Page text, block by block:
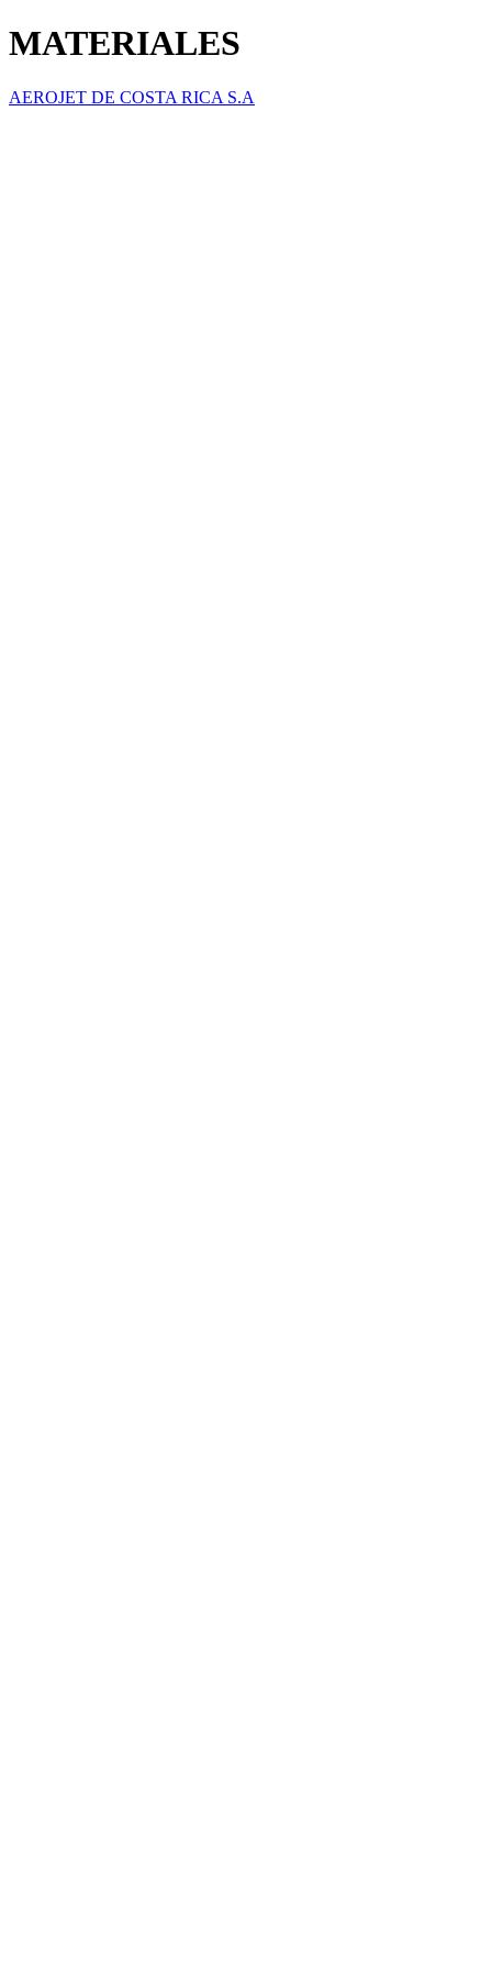
MATERIALES
AEROJET DE COSTA RICA S.A